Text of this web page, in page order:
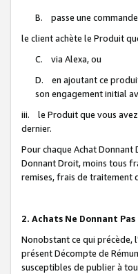
B. passe une
le client achète le Produit
C. via Alexa, ou
D. en ajoutant ce
son engagement initial
iii. le Produit que vous avez
dernier.
Pour chaque Achat Donnant
Donnant Droit, moins tous
remises, frais de traitement
2. Achats Ne Donnant
Nonobstant ce qui précède,
présent Décompte de
susceptibles de publier à